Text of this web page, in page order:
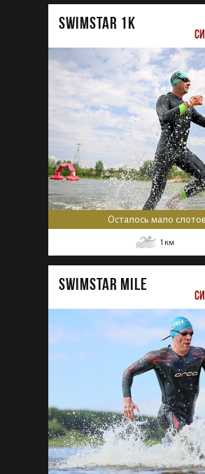
SWIMSTAR 1K
Осталось мало слотов
1 км
SWIMSTAR MILE